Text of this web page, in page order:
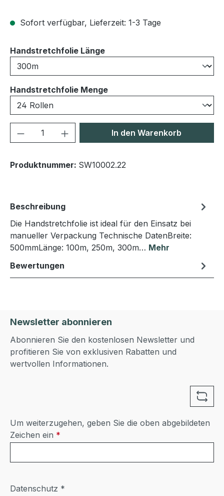
Sofort verfügbar, Lieferzeit: 1-3 Tage
Handstretchfolie Längeauswählen
Handstretchfolie Mengeauswählen
Produkt Anzahl: Gib denIn den Warenkorb
Produktnummer: SW10002.22
Beschreibung
Die Handstretchfolie ist ideal für den Einsatz bei
manueller Verpackung Technische DatenBreite:
500mmLänge: 100m, 250m, 300m… Mehr
Bewertungen
Newsletter abonnieren
Abonnieren Sie den kostenlosen Newsletter und
profitieren Sie von exklusiven Rabatten und
wertvollen Informationen.
Um weiterzugehen, geben Sie die oben abgebildeten
Zeichen ein *
Datenschutz *